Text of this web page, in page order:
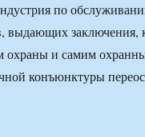
по
выдающих заключения,
охраны и самим
конъюнктуры